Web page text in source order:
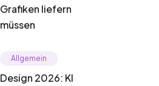
Grafiken liefern
müssen
Allgemein
Design 2026: KI